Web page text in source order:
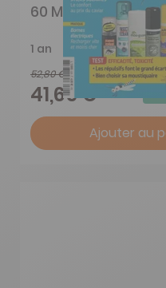
60 Millions de
1 an
52,80 €
41,65 € -
Ajouter au